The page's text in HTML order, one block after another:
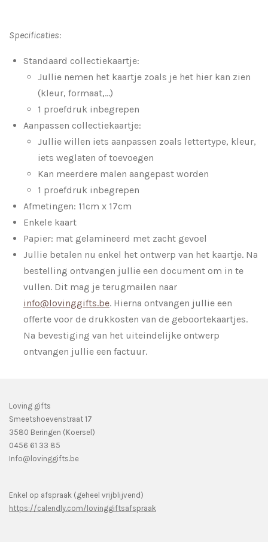
Specificaties:
Standaard collectiekaartje:
Jullie nemen het kaartje zoals je het hier kan zien
(kleur, formaat,...)
1 proefdruk inbegrepen
Aanpassen collectiekaartje:
Jullie willen iets aanpassen zoals lettertype, kleur,
iets weglaten of toevoegen
Kan meerdere malen aangepast worden
1 proefdruk inbegrepen
Afmetingen: 11cm x 17cm
Enkele kaart
Papier: mat gelamineerd met zacht gevoel
Jullie betalen nu enkel het ontwerp van het kaartje. Na
bestelling ontvangen jullie een document om in te
vullen. Dit mag je terugmailen naar
info@lovinggifts.be. Hierna ontvangen jullie een
offerte voor de drukkosten van de geboortekaartjes.
Na bevestiging van het uiteindelijke ontwerp
ontvangen jullie een factuur.
Loving gifts
Smeetshoevenstraat 17
3580 Beringen (Koersel)
0456 61 33 85
Info@lovinggifts.be
Enkel op afspraak (geheel vrijblijvend)
https://calendly.com/lovinggiftsafspraak